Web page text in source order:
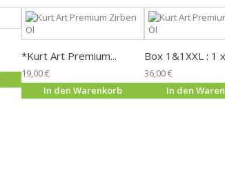
*Kurt Art Premium...
19,00 €
In den Warenkorb
Box 1&1XXL : 1
36,00 €
In den